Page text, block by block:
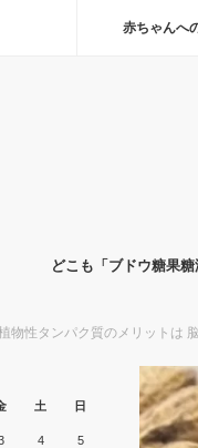
赤ちゃんへ
どこも「ブドウ糖果
物性タンパク質のメリットは
土 日
4 5